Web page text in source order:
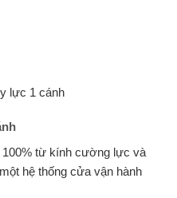
lực 1 cánh
từ kính cường lực và
hệ thống cửa vận hành